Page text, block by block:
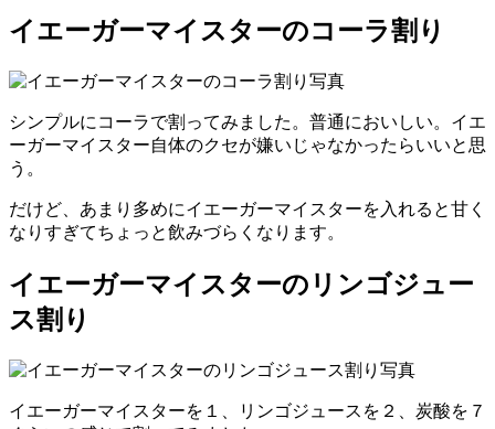
イエーガーマイスターのコーラ割り
シンプルにコーラで割ってみました。普通においしい。イエ
ーガーマイスター自体のクセが嫌いじゃなかったらいいと思
う。
だけど、あまり多めにイエーガーマイスターを入れると甘く
なりすぎてちょっと飲みづらくなります。
イエーガーマイスターのリンゴジュー
ス割り
イエーガーマイスターを１、リンゴジュースを２、炭酸を７